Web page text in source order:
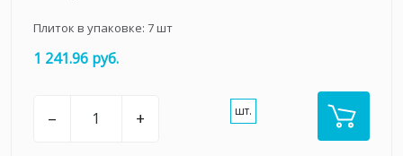
Плиток в упаковке: 7шт
1 241.96 руб.
– + шт.